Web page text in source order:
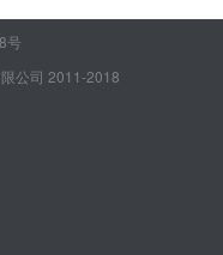
号
公司 2011-2018